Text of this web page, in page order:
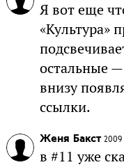
Я вот еще
«Культура»
остальные
внизу
ссылки.
Женя Бакст 2009
в #11 уже